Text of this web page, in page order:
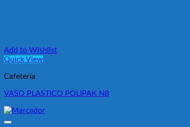
Add to Wishlist
Quick View
Cafetería
VASO PLASTICO POLIPAK N8